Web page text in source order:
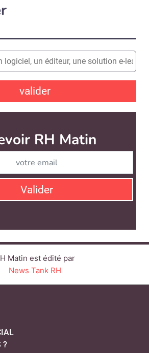
valider
RH Matin
Valider
Matin est édité par
News Tank RH
?